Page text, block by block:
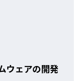
ウェアの開発